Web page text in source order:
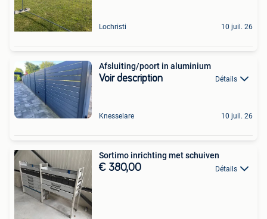
Lochristi 10 juil. 26
Afsluiting/poort in aluminium
Voir description Détails
Knesselare 10 juil. 26
Sortimo inrichting met schuiven
€ 380,00 Détails